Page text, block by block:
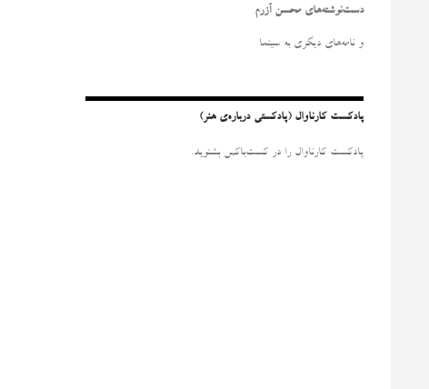
و
ر
دست‌نوشته‌های محسن آزرم
و نامه‌‌های دیگری به سینما
پادکست کارناوال (پادکستی درباره‌ی هنر)
پادکست کارناوال را در کست‌باکس بشنوید.